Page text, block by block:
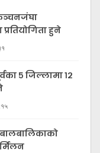
हुने
५ जिल्लामा १२